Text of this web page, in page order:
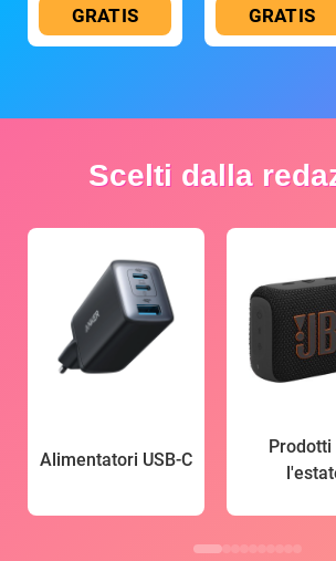
GRATIS GRATIS
Scelti dalla
Alimentatori USB-C
Prodotti